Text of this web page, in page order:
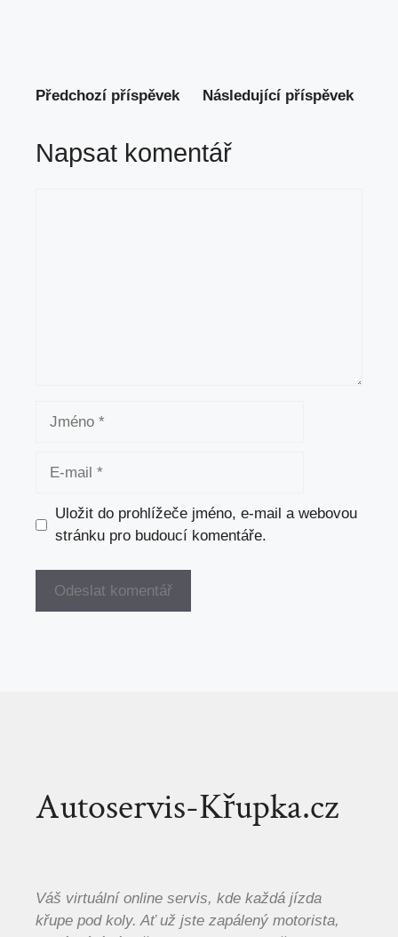
Předchozí příspěvek Následující příspěvek
Napsat komentář
Jméno
Uložit do prohlížeče jméno, e-mail a webovou
stránku pro budoucí komentáře.
Autoservis-Křupka.cz
Váš virtuální online servis, kde každá jízda
křupe pod koly. Ať už jste zapálený motorista,